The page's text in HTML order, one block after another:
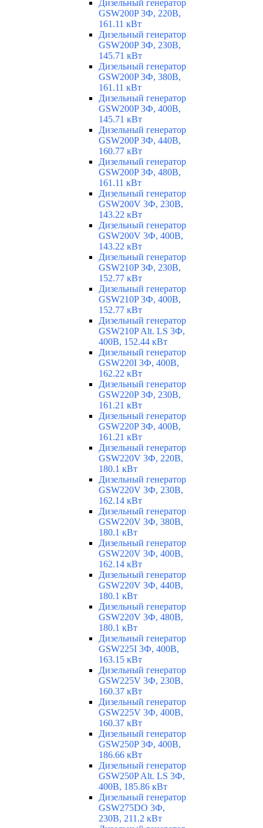
Дизельный генератор
GSW200P 3Ф, 220В,
161.11 кВт
Дизельный генератор
GSW200P 3Ф, 230В,
145.71 кВт
Дизельный генератор
GSW200P 3Ф, 380В,
161.11 кВт
Дизельный генератор
GSW200P 3Ф, 400В,
145.71 кВт
Дизельный генератор
GSW200P 3Ф, 440В,
160.77 кВт
Дизельный генератор
GSW200P 3Ф, 480В,
161.11 кВт
Дизельный генератор
GSW200V 3Ф, 230В,
143.22 кВт
Дизельный генератор
GSW200V 3Ф, 400В,
143.22 кВт
Дизельный генератор
GSW210P 3Ф, 230В,
152.77 кВт
Дизельный генератор
GSW210P 3Ф, 400В,
152.77 кВт
Дизельный генератор
GSW210P Alt. LS 3Ф,
400В, 152.44 кВт
Дизельный генератор
GSW220I 3Ф, 400В,
162.22 кВт
Дизельный генератор
GSW220P 3Ф, 230В,
161.21 кВт
Дизельный генератор
GSW220P 3Ф, 400В,
161.21 кВт
Дизельный генератор
GSW220V 3Ф, 220В,
180.1 кВт
Дизельный генератор
GSW220V 3Ф, 230В,
162.14 кВт
Дизельный генератор
GSW220V 3Ф, 380В,
180.1 кВт
Дизельный генератор
GSW220V 3Ф, 400В,
162.14 кВт
Дизельный генератор
GSW220V 3Ф, 440В,
180.1 кВт
Дизельный генератор
GSW220V 3Ф, 480В,
180.1 кВт
Дизельный генератор
GSW225I 3Ф, 400В,
163.15 кВт
Дизельный генератор
GSW225V 3Ф, 230В,
160.37 кВт
Дизельный генератор
GSW225V 3Ф, 400В,
160.37 кВт
Дизельный генератор
GSW250P 3Ф, 400В,
186.66 кВт
Дизельный генератор
GSW250P Alt. LS 3Ф,
400В, 185.86 кВт
Дизельный генератор
GSW275DO 3Ф,
230В, 211.2 кВт